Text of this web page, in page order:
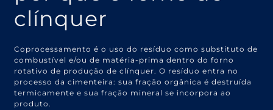
clínquer
Coprocessamento é o uso do resíduo como substituto de
combustível e/ou de matéria-prima dentro do forno
rotativo de produção de clínquer. O resíduo entra no
processo da cimenteira: sua fração orgânica é destruída
termicamente e sua fração mineral se incorpora ao
produto.